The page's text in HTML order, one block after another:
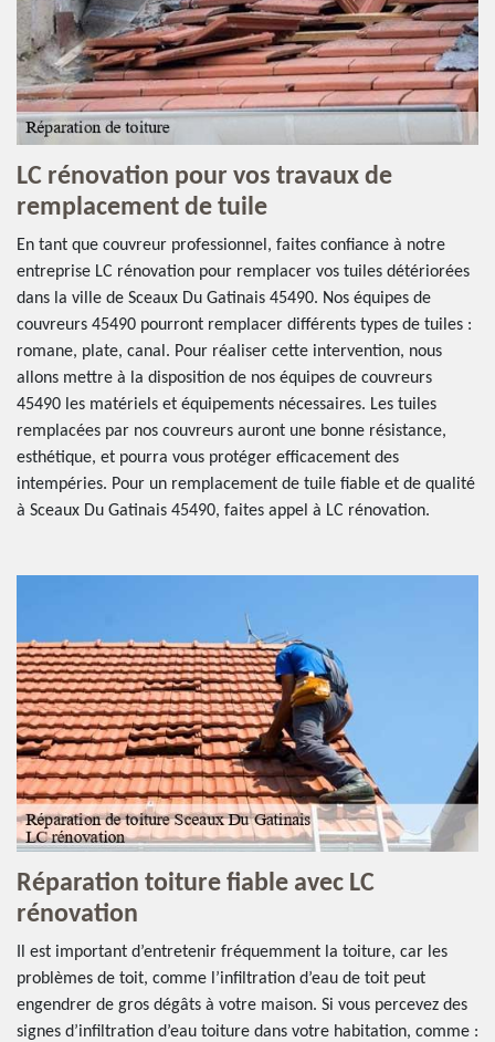
LC rénovation pour vos travaux de
remplacement de tuile
En tant que couvreur professionnel, faites confiance à notre
entreprise LC rénovation pour remplacer vos tuiles détériorées
dans la ville de Sceaux Du Gatinais 45490. Nos équipes de
couvreurs 45490 pourront remplacer différents types de tuiles :
romane, plate, canal. Pour réaliser cette intervention, nous
allons mettre à la disposition de nos équipes de couvreurs
45490 les matériels et équipements nécessaires. Les tuiles
remplacées par nos couvreurs auront une bonne résistance,
esthétique, et pourra vous protéger efficacement des
intempéries. Pour un remplacement de tuile fiable et de qualité
à Sceaux Du Gatinais 45490, faites appel à LC rénovation.
Réparation toiture fiable avec LC
rénovation
Il est important d’entretenir fréquemment la toiture, car les
problèmes de toit, comme l’infiltration d’eau de toit peut
engendrer de gros dégâts à votre maison. Si vous percevez des
signes d’infiltration d’eau toiture dans votre habitation, comme :